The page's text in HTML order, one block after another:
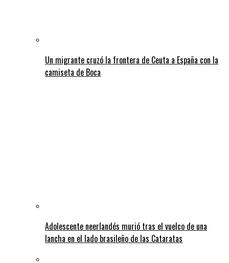
Un migrante cruzó la frontera de Ceuta a España con la
camiseta de Boca
Adolescente neerlandés murió tras el vuelco de una
lancha en el lado brasileño de las Cataratas